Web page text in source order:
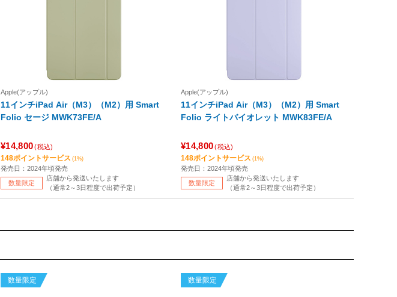
Apple(アップル)
11インチiPad Air（M3）（M2）用 Smart
Folio セージ MWK73FE/A
¥14,800(税込)
148ポイントサービス (1%)
発売日：2024年頃発売
数量限定
店舗から発送いたします
（通常2～3日程度で出荷予定）
Apple(アップル)
11インチiPad Air（M3）（M2）用 Smart
Folio ライトバイオレット MWK83FE/A
¥14,800(税込)
148ポイントサービス (1%)
発売日：2024年頃発売
数量限定
店舗から発送いたします
（通常2～3日程度で出荷予定）
数量限定 数量限定